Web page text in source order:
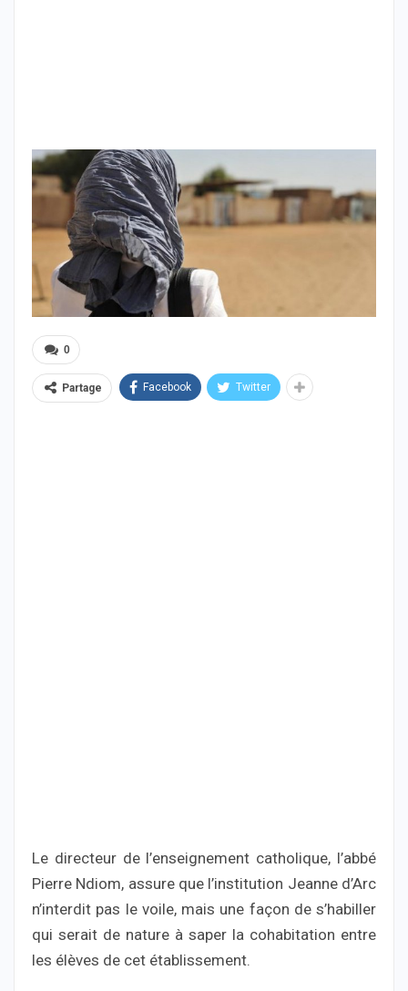
0
Partage Facebook Twitter
Le directeur de l’enseignement catholique, l’abbé
Pierre Ndiom, assure que l’institution Jeanne d’Arc
n’interdit pas le voile, mais une façon de s’habiller
qui serait de nature à saper la cohabitation entre
les élèves de cet établissement.